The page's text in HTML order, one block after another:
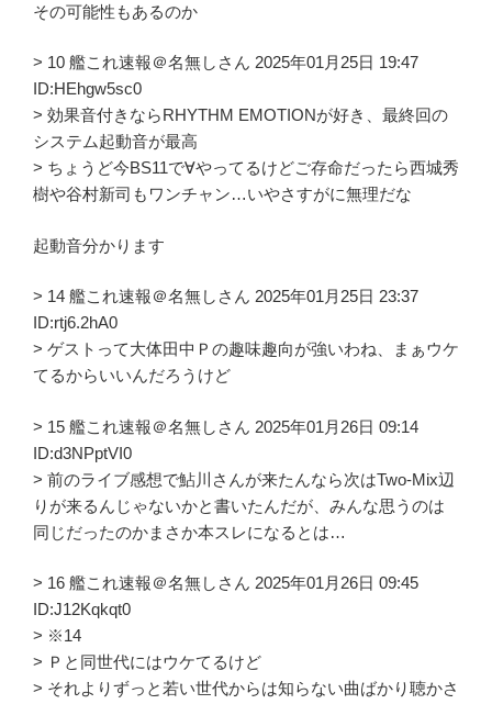
その可能性もあるのか
> 10 艦これ速報＠名無しさん 2025年01月25日 19:47
ID:HEhgw5sc0
> 効果音付きならRHYTHM EMOTIONが好き、最終回の
システム起動音が最高
> ちょうど今BS11で∀やってるけどご存命だったら西城秀
樹や谷村新司もワンチャン…いやさすがに無理だな
起動音分かります
> 14 艦これ速報＠名無しさん 2025年01月25日 23:37
ID:rtj6.2hA0
> ゲストって大体田中Ｐの趣味趣向が強いわね、まぁウケ
てるからいいんだろうけど
> 15 艦これ速報＠名無しさん 2025年01月26日 09:14
ID:d3NPptVI0
> 前のライブ感想で鮎川さんが来たんなら次はTwo-Mix辺
りが来るんじゃないかと書いたんだが、みんな思うのは
同じだったのかまさか本スレになるとは…
> 16 艦これ速報＠名無しさん 2025年01月26日 09:45
ID:J12Kqkqt0
> ※14
> Ｐと同世代にはウケてるけど
> それよりずっと若い世代からは知らない曲ばかり聴かさ